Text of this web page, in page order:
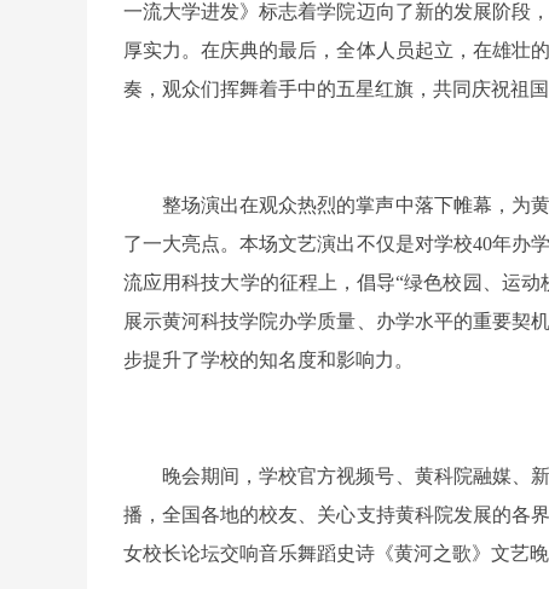
一流大学进发》标志着学院迈向了新的发展阶段
厚实力。在庆典的最后，全体人员起立，在雄壮
奏，观众们挥舞着手中的五星红旗，共同庆祝祖
整场演出在观众热烈的掌声中落下帷幕，为
了一大亮点。本场文艺演出不仅是对学校40年办
流应用科技大学的征程上，倡导“绿色校园、运
展示黄河科技学院办学质量、办学水平的重要契
步提升了学校的知名度和影响力。
晚会期间，学校官方视频号、黄科院融媒、
播，全国各地的校友、关心支持黄科院发展的各
女校长论坛交响音乐舞蹈史诗《黄河之歌》文艺